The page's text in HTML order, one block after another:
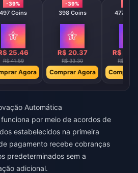
-39%
497 Coins
25.46
R$ 41.59
Agora
-39%
398 Coins
R$ 20.37
R$ 33.30
Comprar Agora
47746
R$
R$
Comprar
Automática
por meio de acordos de
estabelecidos na primeira
pagamento recebe cobranças
predeterminados sem a
adicional.